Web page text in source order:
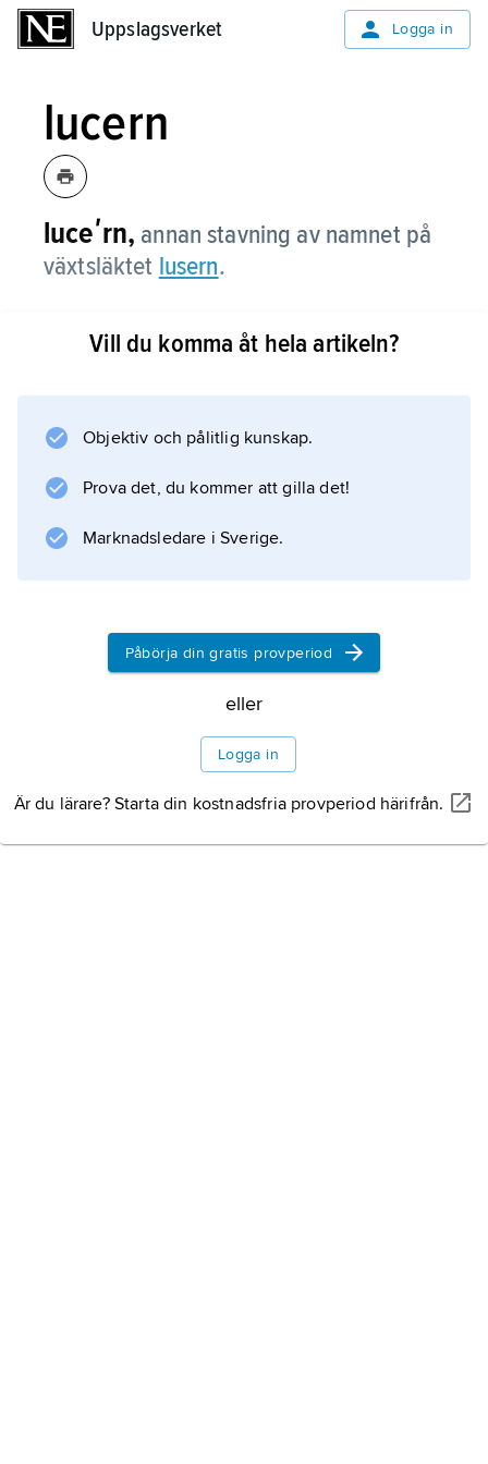
Uppslagsverket Logga in
lucern
luceʹrn, annan stavning av namnet på
växtsläktet lusern.
Vill du komma åt hela artikeln?
Objektiv och pålitlig kunskap.
Prova det, du kommer att gilla det!
Marknadsledare i Sverige.
Påbörja din gratis provperiod
eller
Logga in
Är du lärare? Starta din kostnadsfria provperiod härifrån.